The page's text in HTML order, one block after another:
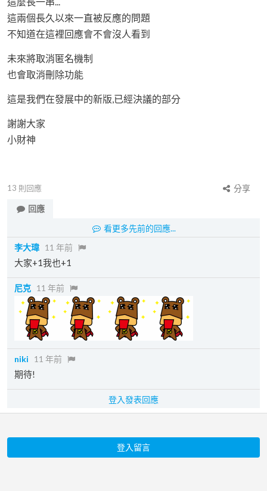
這兩個長久以來一直被反應的問題
不知道在這裡回應會不會沒人看到
未來將取消匿名機制
也會取消刪除功能
這是我們在發展中的新版,已經決議的部分
謝謝大家
小財神
13 則回應
分享
回應
看更多先前的回應...
李大瑋 11 年前
大家+1我也+1
尼克 11 年前
niki 11 年前
期待!
登入發表回應
登入留言